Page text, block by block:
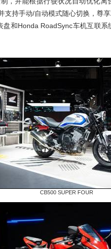
支持手动/自动模式随心切换，尊
和Honda RoadSync车机互联
CB500 SUPER FOUR